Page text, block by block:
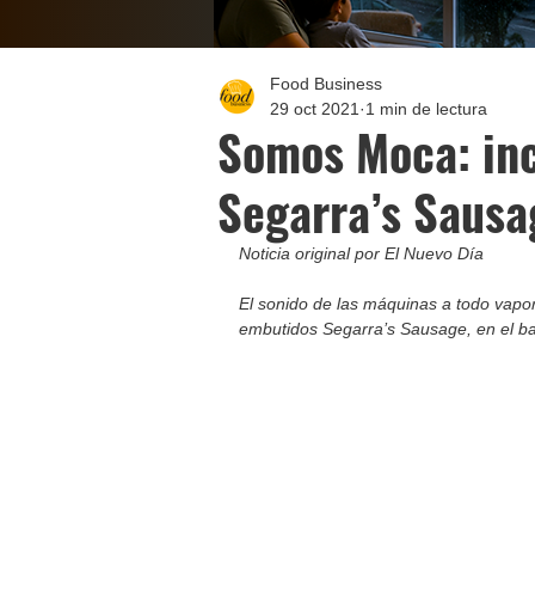
Somos Moca:
Segarra’s
Food Business
29 oct 2021 1 min de lectura
Noticia original por El Nuevo Día
El sonido de las máquinas a todo
embutidos Segarra’s Sausage, en el